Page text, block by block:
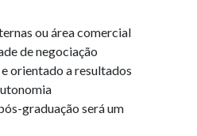
ou área comercial
de negociação
orientado a resultados
graduação será um